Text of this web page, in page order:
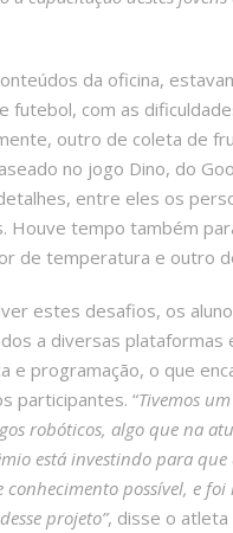
da oficina,
futebol, com as
outro de coleta de
no jogo Dino, do
entre eles os
Houve tempo também
de temperatura e outro
estes desafios, os
a diversas plataformas
e programação, o que
participantes. “Tivemos
robóticos, algo que na
está investindo para que
conhecimento possível, e
projeto”, disse o atleta